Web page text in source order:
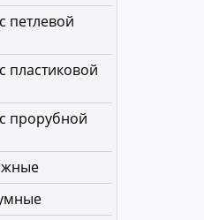
петлевой
пластиковой
прорубной